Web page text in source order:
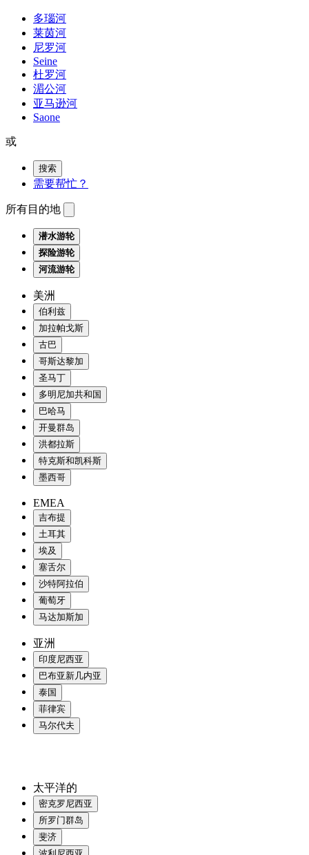
多瑙河
莱茵河
尼罗河
Seine
杜罗河
湄公河
亚马逊河
Saone
或
搜索
需要帮忙？
所有目的地
潜水游轮
探险游轮
河流游轮
美洲
伯利兹
加拉帕戈斯
古巴
哥斯达黎加
圣马丁
多明尼加共和国
巴哈马
开曼群岛
洪都拉斯
特克斯和凯科斯
墨西哥
EMEA
吉布提
土耳其
埃及
塞舌尔
沙特阿拉伯
葡萄牙
马达加斯加
亚洲
印度尼西亚
巴布亚新几内亚
泰国
菲律宾
马尔代夫
太平洋的
密克罗尼西亚
所罗门群岛
斐济